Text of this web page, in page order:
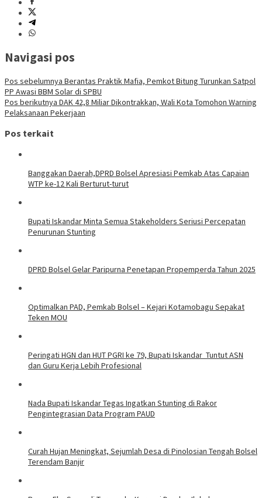
Navigasi pos
Pos sebelumnya Berantas Praktik Mafia, Pemkot Bitung Turunkan Satpol
PP Awasi BBM Solar di SPBU
Pos berikutnya DAK 42,8 Miliar Dikontrakkan, Wali Kota Tomohon Warning
Pelaksanaan Pekerjaan
Pos terkait
Banggakan Daerah,DPRD Bolsel Apresiasi Pemkab Atas Capaian
WTP ke-12 Kali Berturut-turut
Bupati Iskandar Minta Semua Stakeholders Seriusi Percepatan
Penurunan Stunting
DPRD Bolsel Gelar Paripurna Penetapan Propemperda Tahun 2025
Optimalkan PAD, Pemkab Bolsel – Kejari Kotamobagu Sepakat
Teken MOU
Peringati HGN dan HUT PGRI ke 79, Bupati Iskandar Tuntut ASN
dan Guru Kerja Lebih Profesional
Nada Bupati Iskandar Tegas Ingatkan Stunting di Rakor
Pengintegrasian Data Program PAUD
Curah Hujan Meningkat, Sejumlah Desa di Pinolosian Tengah Bolsel
Terendam Banjir